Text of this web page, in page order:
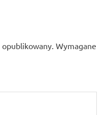
Wymagane